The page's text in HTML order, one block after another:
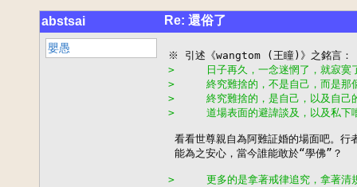
abstsai Re: 還俗了
嬰愚
>     日子再久，一念迷惘了，就寂寞
>     終究難捨的，不是自己，而是那
>     終究難捨的，是自己，以及自己
>     道場表面的避諱談及，以及私下
看看世尊親自為阿難証婚的場面吧。行
能為之安心，當今誰能敢於“學佛”？
>     更多的是拿著戒律追究，拿著清